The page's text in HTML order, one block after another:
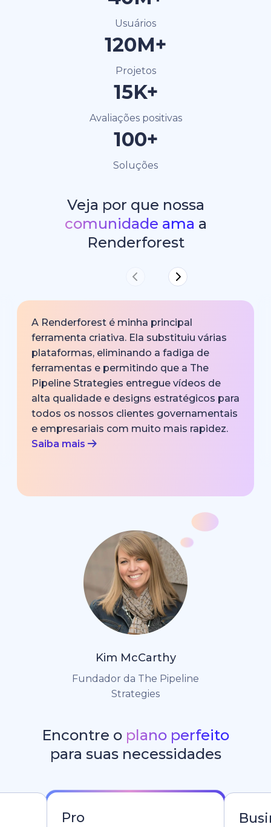
Usuários
120M+
Projetos
15K+
Avaliações positivas
100+
Soluções
Veja por que nossa
comunidade ama a
Renderforest
A Renderforest é minha principal
ferramenta criativa. Ela substituiu várias
plataformas, eliminando a fadiga de
ferramentas e permitindo que a The
Pipeline Strategies entregue vídeos de
alta qualidade e designs estratégicos para
todos os nossos clientes governamentais
e empresariais com muito mais rapidez.
Saiba mais
Kim McCarthy
Fundador da The Pipeline
Strategies
Encontre o plano perfeito
para suas necessidades
Pro